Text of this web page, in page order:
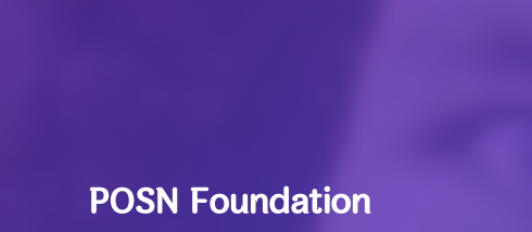
POSN Foundation